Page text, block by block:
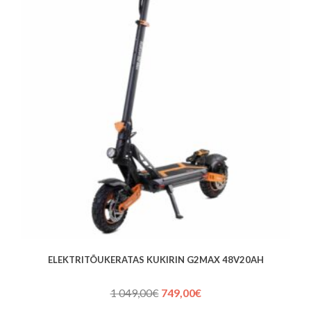
ELEKTRITÕUKERATAS KUKIRIN G2MAX 48V20AH
1 049,00€ Algne
749,00€Praegune